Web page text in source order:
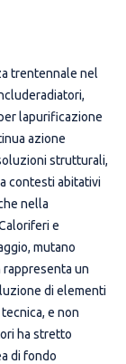
trentennale nel
lapurificazione
azione
strutturali,
contesti abitativi
nella
e
mutano
rappresenta un
di elementi
e non
ha stretto
di fondo